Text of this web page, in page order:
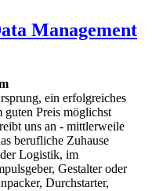
Management
ein erfolgreiches
guten Preis möglichst
uns an - mittlerweile
berufliche Zuhause
Logistik, im
Gestalter oder
Durchstarter,